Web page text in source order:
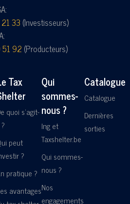
33 (Investisseurs)
92 (Producteurs)
Tax
quoi s'agit-
peut
?
pratique ?
avantages
Qui
sommes-
nous ?
Ing et
Taxshelter.be
Qui sommes-
nous ?
Nos
engagements
Catalogue
Catalogue
Dernières
sorties